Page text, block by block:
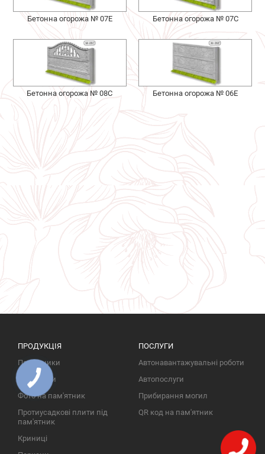
Бетонна огорожа № 07Е Бетонна огорожа № 07С
Бетонна огорожа № 08С Бетонна огорожа № 06Е
ПРОДУКЦІЯ
Пам'ятники
Надгробки
Фото на пам'ятник
Протиусадкові плити під
пам'ятник
Криниці
ПОСЛУГИ
Автонавантажувальні роботи
Автопослуги
Прибирання могил
QR код на пам'ятник